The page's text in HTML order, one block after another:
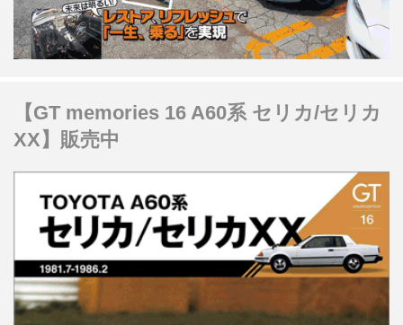
【GT memories 16 A60系 セリカ/セリカ
XX】販売中